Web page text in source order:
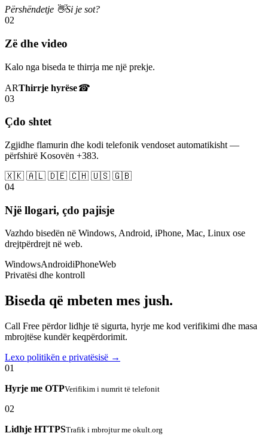
Përshëndetje 👋Si je sot?
02
Zë dhe video
Kalo nga biseda te thirrja me një prekje.
ARThirrje hyrëse☎
03
Çdo shtet
Zgjidhe flamurin dhe kodi telefonik vendoset automatikisht —
përfshirë Kosovën +383.
🇽🇰 🇦🇱 🇩🇪 🇨🇭 🇺🇸 🇬🇧
04
Një llogari, çdo pajisje
Vazhdo bisedën në Windows, Android, iPhone, Mac, Linux ose
drejtpërdrejt në web.
WindowsAndroidiPhoneWeb
Privatësi dhe kontroll
Biseda që mbeten mes jush.
Call Free përdor lidhje të sigurta, hyrje me kod verifikimi dhe masa
mbrojtëse kundër keqpërdorimit.
Lexo politikën e privatësisë →
01
Hyrje me OTPVerifikim i numrit të telefonit
02
Lidhje HTTPSTrafik i mbrojtur me okult.org